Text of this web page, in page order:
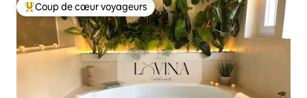
Coups de cœur voyageurs les plus appréciés
Coup de cœur voyageurs